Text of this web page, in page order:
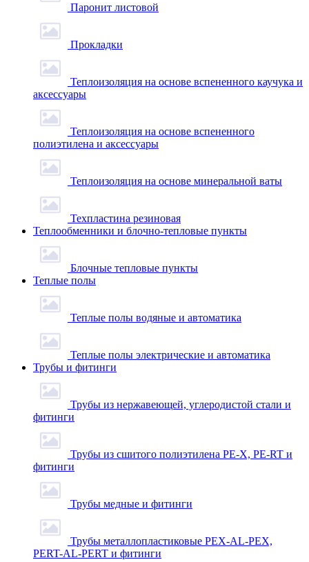
Паронит листовой
Прокладки
Теплоизоляция на основе вспененного каучука и
аксессуары
Теплоизоляция на основе вспененного
полиэтилена и аксессуары
Теплоизоляция на основе минеральной ваты
Техпластина резиновая
Теплообменники и блочно-тепловые пункты
Блочные тепловые пункты
Теплые полы
Теплые полы водяные и автоматика
Теплые полы электрические и автоматика
Трубы и фитинги
Трубы из нержавеющей, углеродистой стали и
фитинги
Трубы из сшитого полиэтилена PE-X, PE-RT и
фитинги
Трубы медные и фитинги
Трубы металлопластиковые PEX-AL-PEX,
PERT-AL-PERT и фитинги